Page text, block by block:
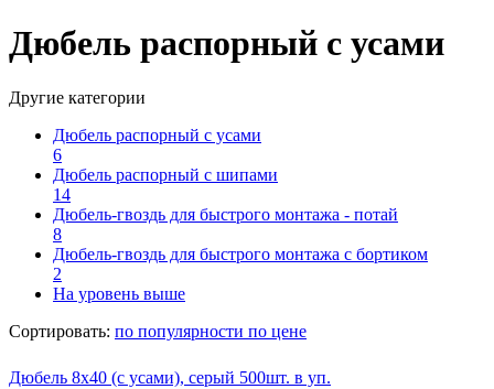
Дюбель распорный с усами
Другие категории
Дюбель распорный с усами
6
Дюбель распорный с шипами
14
Дюбель-гвоздь для быстрого монтажа - потай
8
Дюбель-гвоздь для быстрого монтажа с бортиком
2
На уровень выше
Сортировать: по популярности по цене
Дюбель 8х40 (с усами), серый 500шт. в уп.